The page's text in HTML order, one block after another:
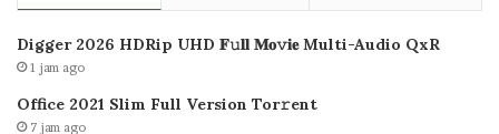
Digger 2026 HDRip UHD 𝐅𝚞𝐥𝐥 𝐌𝐨𝚟𝐢𝐞 Multi-Audio QxR
1 jam ago
Office 2021 Slim Full Version Tor𝚛ent
7 jam ago